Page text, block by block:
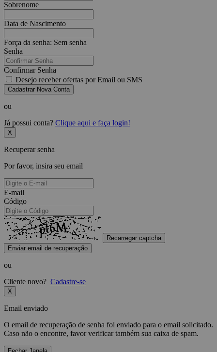
Sobrenome
Data de Nascimento
Força da senha: Sem senha
Senha
Confirmar Senha
Desejo receber ofertas por Email ou SMS
Cadastrar Nova Conta
ou
Já possui conta? Clique aqui e faça login!
X
Recuperar senha
Por favor, insira seu email
E-mail
Código
Recarregar captcha
Enviar email de recuperação
ou
Cliente novo? Cadastre-se
X
Email enviado
O email de recuperação de senha foi enviado para o email solicitado.
Caso não o encontre, favor verificar também sua caixa de spam.